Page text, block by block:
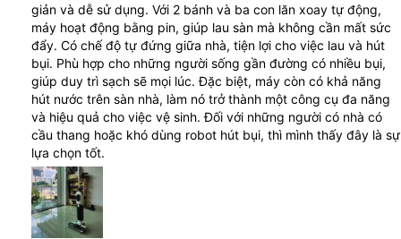
Được
xếp
hạng 4
5 sao
giản và dễ sử dụng. Với 2 bánh và ba con lăn xoay tự động,
máy hoạt động bằng pin, giúp lau sàn mà không cần mất sức
đẩy. Có chế độ tự đứng giữa nhà, tiện lợi cho việc lau và hút
bụi. Phù hợp cho những người sống gần đường có nhiều bụi,
giúp duy trì sạch sẽ mọi lúc. Đặc biệt, máy còn có khả năng
hút nước trên sàn nhà, làm nó trở thành một công cụ đa năng
và hiệu quả cho việc vệ sinh. Đối với những người có nhà có
cầu thang hoặc khó dùng robot hút bụi, thì mình thấy đây là sự
lựa chọn tốt.